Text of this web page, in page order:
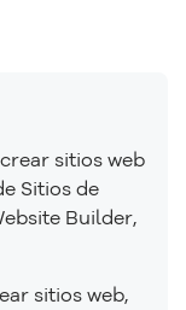
sitios web
Sitios de
Builder,
sitios web,